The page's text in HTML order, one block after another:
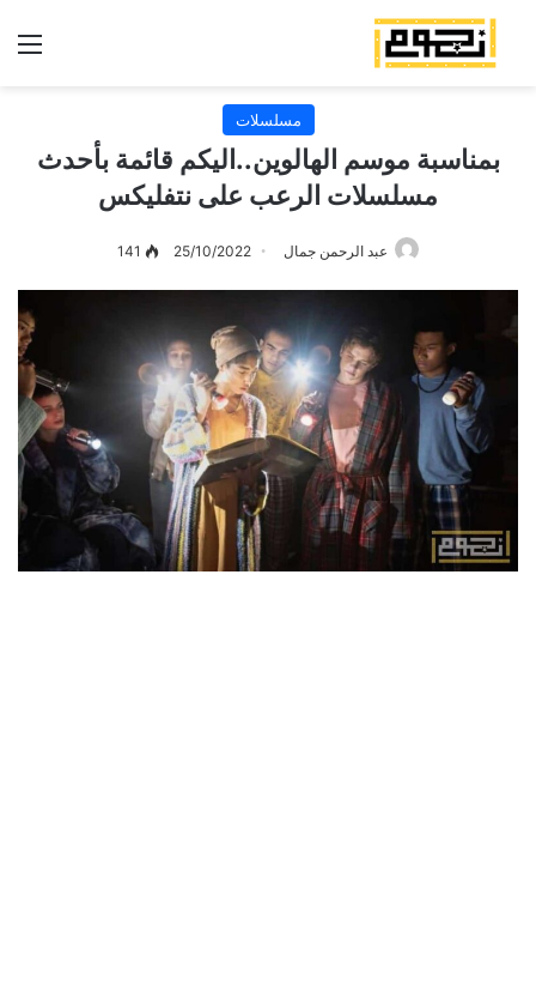
مسلسلات
بمناسبة موسم الهالوين..اليكم قائمة بأحدث
مسلسلات الرعب على نتفليكس
عبد الرحمن جمال 25/10/2022
141